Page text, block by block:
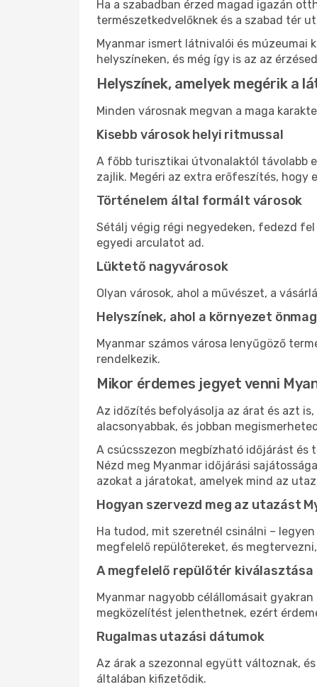
Ha a szabadban érzed magad igazán
természetkedvelőknek és a szabad tér
Myanmar ismert látnivalói és
helyszíneken, és még így is az az
Helyszínek, amelyek megérik a
Minden városnak megvan a maga
Kisebb városok helyi ritmussal
A főbb turisztikai útvonalaktól távolabb
zajlik. Megéri az extra erőfeszítés, hogy
Történelem által formált városok
Sétálj végig régi negyedeken, fedezd
egyedi arculatot ad.
Lüktető nagyvárosok
Olyan városok, ahol a művészet, a
Helyszínek, ahol a környezet
Myanmar számos városa lenyűgöző
rendelkezik.
Mikor érdemes jegyet venni
Az időzítés befolyásolja az árat és azt
alacsonyabbak, és jobban
A csúcsszezon megbízható időjárást és
Nézd meg Myanmar időjárási
azokat a járatokat, amelyek mind az
Hogyan szervezd meg az utazást
Ha tudod, mit szeretnél csinálni –
megfelelő repülőtereket, és
A megfelelő repülőtér kiválasztása
Myanmar nagyobb célállomásait
megközelítést jelenthetnek, ezért
Rugalmas utazási dátumok
Az árak a szezonnal együtt változnak,
általában kifizetődik.